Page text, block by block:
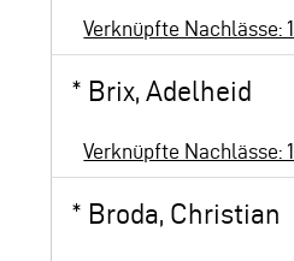
Verknüpfte Nachlässe: 1
* Brix, Adelheid
Verknüpfte Nachlässe: 1
* Broda, Christian